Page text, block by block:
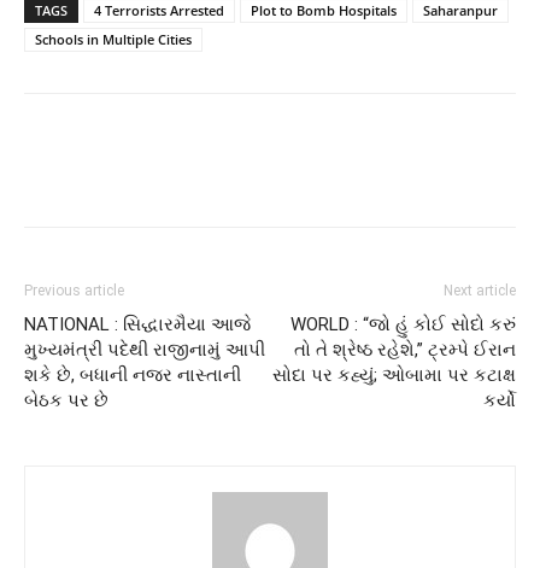
TAGS 4 Terrorists Arrested Plot to Bomb Hospitals
Saharanpur
Schools in Multiple Cities
Previous article
NATIONAL : સિદ્ધારમૈયા આજે
મુખ્યમંત્રી પદેથી રાજીનામું આપી
શકે છે, બધાની નજર નાસ્તાની
બેઠક પર છે
Next article
WORLD : “જો હું કોઈ સોદો કરું
તો તે શ્રેષ્ઠ રહેશે,” ટ્રમ્પે ઈરાન
સોદા પર કહ્યું; ઓબામા પર કટાક્ષ
કર્યો